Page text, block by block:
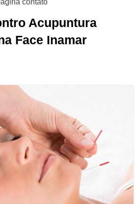
Acupuntura
Face Inamar